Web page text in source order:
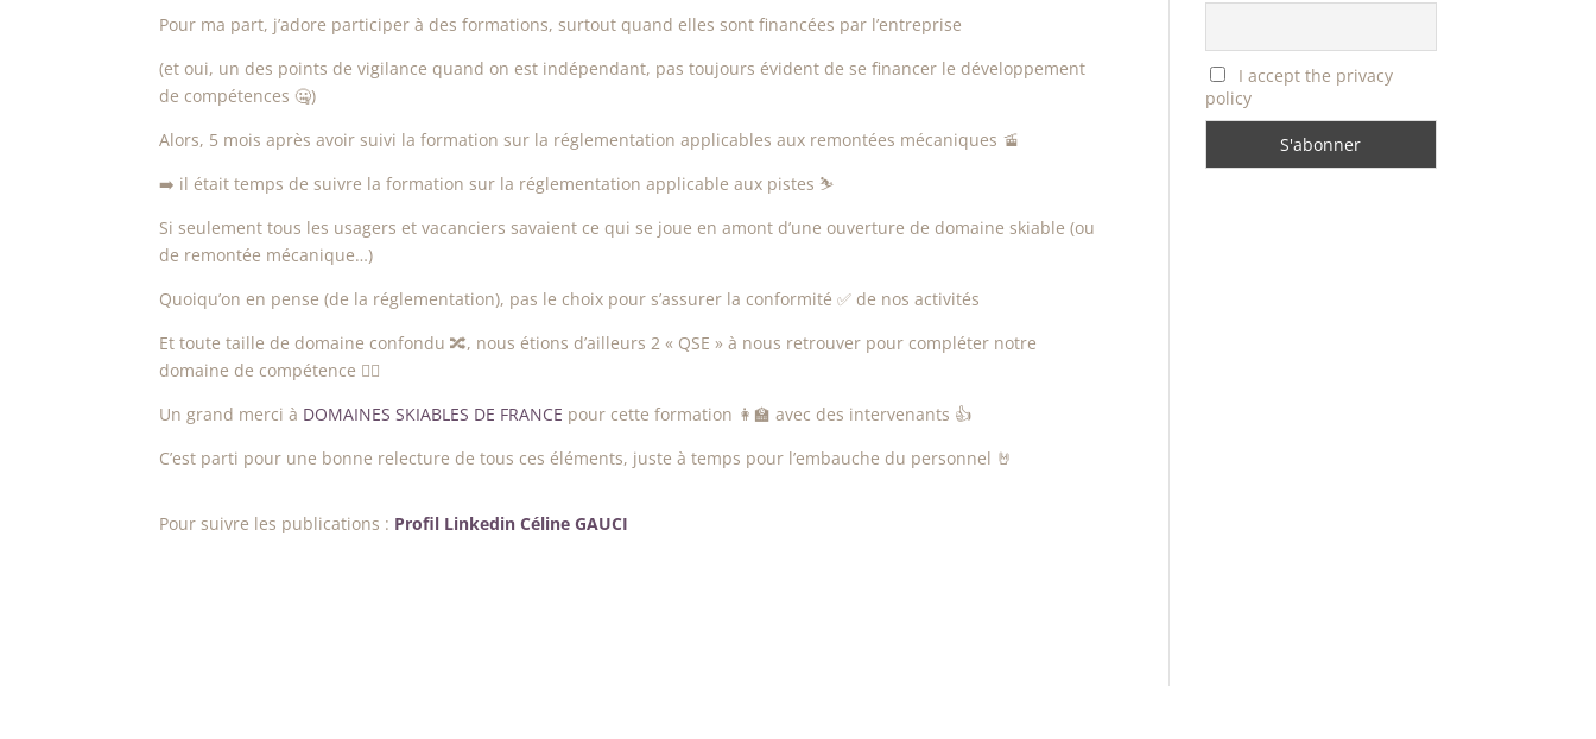
Pour ma part, j’adore participer à des formations, surtout quand elles sont financées par l’entreprise
(et oui, un des points de vigilance quand on est indépendant, pas toujours évident de se financer le développement
de compétences 🤐)
Alors, 5 mois après avoir suivi la formation sur la réglementation applicables aux remontées mécaniques 🚡
➡️ il était temps de suivre la formation sur la réglementation applicable aux pistes ⛷️
Si seulement tous les usagers et vacanciers savaient ce qui se joue en amont d’une ouverture de domaine skiable (ou
de remontée mécanique…)
Quoiqu’on en pense (de la réglementation), pas le choix pour s’assurer la conformité ✅️ de nos activités
Et toute taille de domaine confondu 🔀, nous étions d’ailleurs 2 « QSE » à nous retrouver pour compléter notre
domaine de compétence 👷‍♀️
Un grand merci à DOMAINES SKIABLES DE FRANCE pour cette formation 👩‍🏫 avec des intervenants 👍
C’est parti pour une bonne relecture de tous ces éléments, juste à temps pour l’embauche du personnel 🤘
Pour suivre les publications : Profil Linkedin Céline GAUCI
I accept the privacy
policy